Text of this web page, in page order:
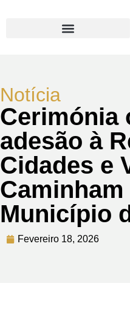
Notícia
Cerimónia
adesão à
Cidades e
Caminham
Município
Fevereiro 18, 2026